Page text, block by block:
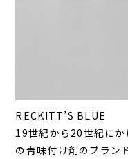
RECKITT’S BLUE
19世紀から20世紀に
の青味付け剤のブラン